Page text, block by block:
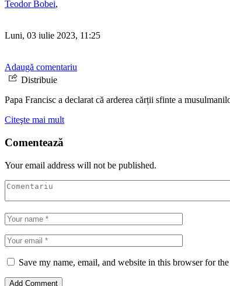
Teodor Bobei,
Luni, 03 iulie 2023, 11:25
Adaugă comentariu
Distribuie
Papa Francisc a declarat că arderea cărții sfinte a
Citeşte mai mult
Comentează
Your email address will not be published.
Save my name, email, and website in this browser for